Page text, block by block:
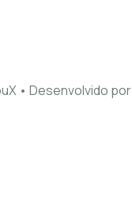
• Desenvolvido por